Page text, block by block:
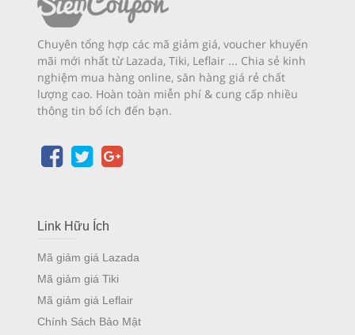
Chuyên tổng hợp các mã giảm giá, voucher khuyến
mãi mới nhất từ Lazada, Tiki, Leflair ... Chia sẻ kinh
nghiệm mua hàng online, săn hàng giá rẻ chất
lượng cao. Hoàn toàn miễn phí & cung cấp nhiều
thông tin bổ ích đến bạn.
Link Hữu Ích
Mã giảm giá Lazada
Mã giảm giá Tiki
Mã giảm giá Leflair
Chính Sách Bảo Mật